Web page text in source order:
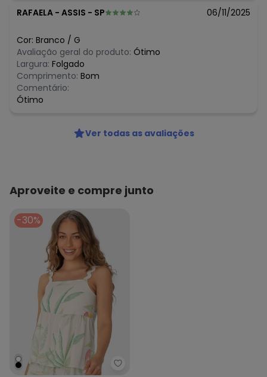
RAFAELA - ASSIS - SP 06/11/2025
Cor: Branco / G
Avaliação geral do produto: Ótimo
Largura: Folgado
Comprimento: Bom
Comentário:
Ótimo
Ver todas as avaliações
Aproveite e compre junto
-30%
Malwee - Blusa Off White